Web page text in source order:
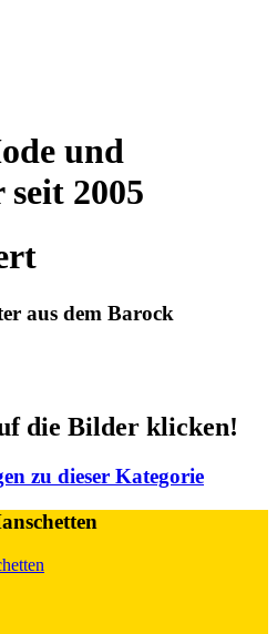
und
2005
aus dem Barock
die Bilder klicken!
zu dieser Kategorie